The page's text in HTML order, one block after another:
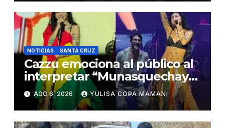
NOTICIAS SANTA CRUZ
Cazzu emociona al público al
interpretar “Munasquechay”
en su concierto en Santa Cruz
AGO 6, 2026 YULISA COPA MAMANI